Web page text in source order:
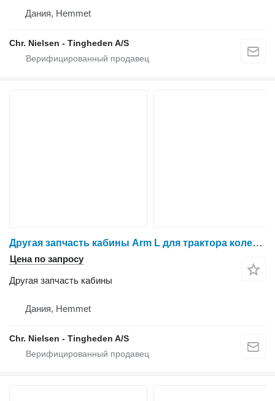
Дания, Hemmet
Chr. Nielsen - Tingheden A/S
Другая запчасть кабины Arm L для трактора колесного Massey Ferguson 6465
Цена по запросу
Другая запчасть кабины
Дания, Hemmet
Chr. Nielsen - Tingheden A/S